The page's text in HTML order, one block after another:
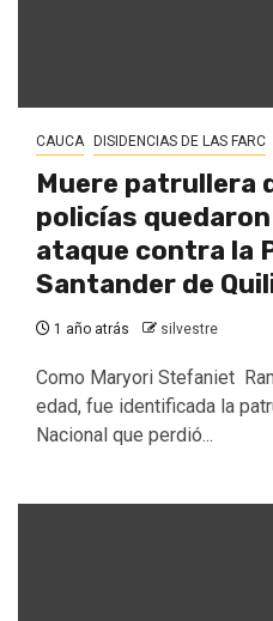
CAUCA DISIDENCIAS DE LAS FARC
Muere patrullera
policías
ataque contra la
Santander de
1 año atrás silvestre
Como Maryori Stefaniet
edad, fue identificada la
Nacional que perdió...